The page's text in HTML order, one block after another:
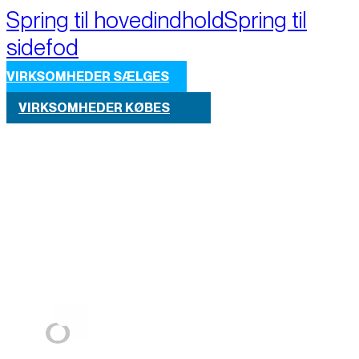
Spring til hovedindholdSpring til
sidefod
VIRKSOMHEDER SÆLGES
VIRKSOMHEDER KØBES